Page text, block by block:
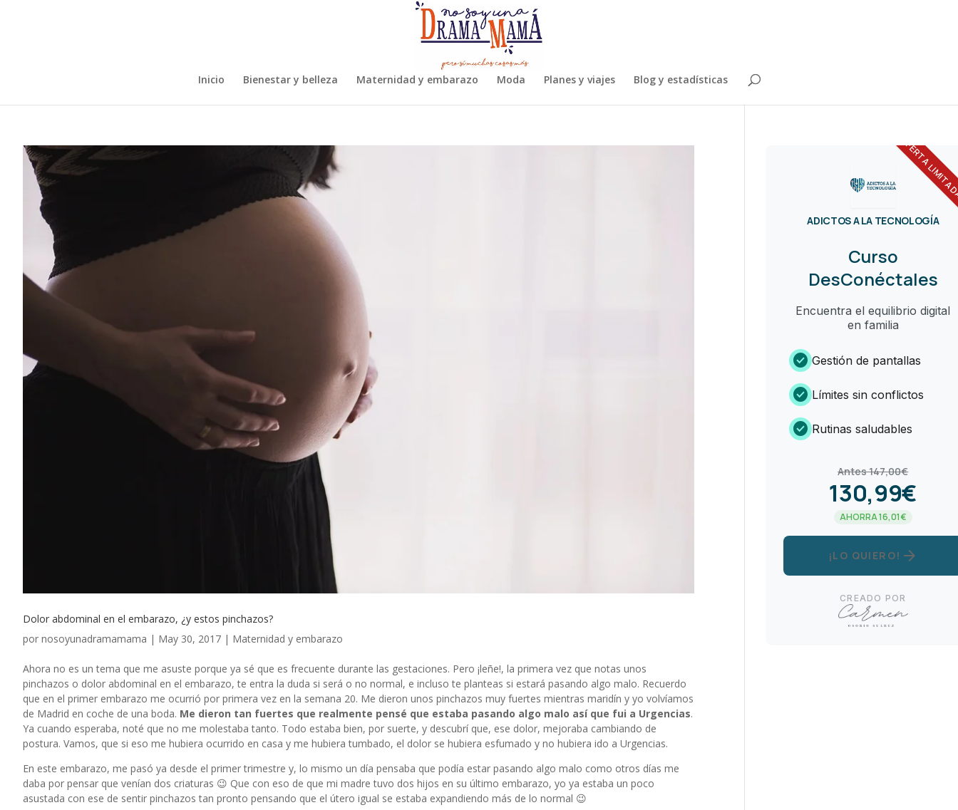
Inicio Bienestar y belleza Maternidad y embarazo Moda Planes y viajes Blog y estadísticas
Dolor abdominal en el embarazo, ¿y estos pinchazos?
por nosoyunadramamama | May 30, 2017 | Maternidad y embarazo
Ahora no es un tema que me asuste porque ya sé que es frecuente durante las gestaciones. Pero ¡leñe!, la primera vez que notas unos
pinchazos o dolor abdominal en el embarazo, te entra la duda si será o no normal, e incluso te planteas si estará pasando algo malo. Recuerdo
que en el primer embarazo me ocurrió por primera vez en la semana 20. Me dieron unos pinchazos muy fuertes mientras maridín y yo volvíamos
de Madrid en coche de una boda. Me dieron tan fuertes que realmente pensé que estaba pasando algo malo así que fui a Urgencias.
Ya cuando esperaba, noté que no me molestaba tanto. Todo estaba bien, por suerte, y descubrí que, ese dolor, mejoraba cambiando de
postura. Vamos, que si eso me hubiera ocurrido en casa y me hubiera tumbado, el dolor se hubiera esfumado y no hubiera ido a Urgencias.
En este embarazo, me pasó ya desde el primer trimestre y, lo mismo un día pensaba que podía estar pasando algo malo como otros días me
daba por pensar que venían dos criaturas 😉 Que con eso de que mi madre tuvo dos hijos en su último embarazo, yo ya estaba un poco
asustada con ese de sentir pinchazos tan pronto pensando que el útero igual se estaba expandiendo más de lo normal 😉
OFERTA
ADICTOS A LA TECNOLOGÍA
Curso
DesConéctales
Encuentra el equilibrio digital
en familia
check_circle Gestión de pantallas
check_circle Límites sin conflictos
check_circle Rutinas saludables
Antes 147,00€
130,99€
AHORRA 16,01€
¡LO QUIERO! arrow_forward
CREADO POR